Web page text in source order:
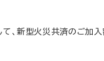
、新型火災共済のご